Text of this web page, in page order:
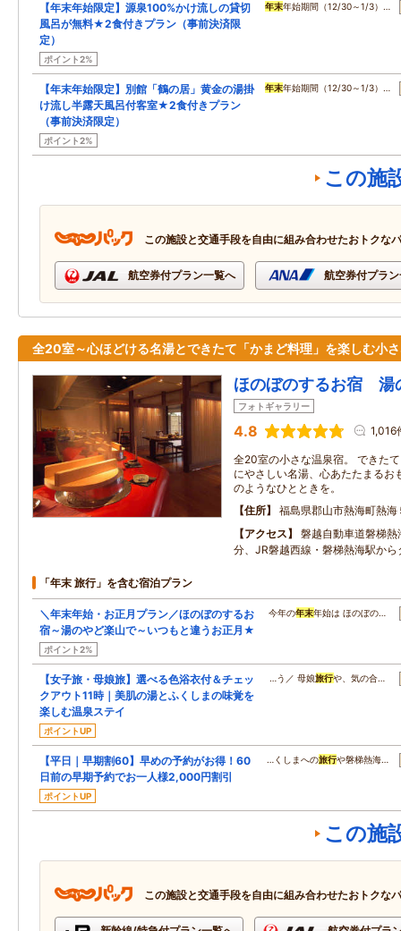
【年末年始限定】源泉100%かけ流しの貸切
風呂が無料★2食付きプラン（事前決済限
定）
ポイント2%
年末年始期間（12/30～1/3）…
【年末年始限定】別館「鶴の居」黄金の湯掛
け流し半露天風呂付客室★2食付きプラン
（事前決済限定）
ポイント2%
年末年始期間（12/30～1/3）…
この施
この施設と交通手段を自由に組み合わせたおトクな
航空券付プラン一覧へ 航空券付プラ
全20室～心ほどける名湯とできたて「かまど料理」を楽しむ小
ほのぼのするお宿
フォトギャラリー
4.8 1,016
全20室の小さな温泉宿。 できた
にやさしい名湯、心あたたまるお
のようなひとときを。
住所
福島県郡山市熱海町熱海
アクセス
磐越自動車道磐梯
分、JR磐越西線・磐梯熱海駅から
「年末 旅行」を含む宿泊プラン
＼年末年始・お正月プラン／ほのぼのするお
宿～湯のやど楽山で～いつもと違うお正月★
ポイント2%
今年の年末年始は ほのぼの…
【女子旅・母娘旅】選べる色浴衣付＆チェッ
クアウト11時｜美肌の湯とふくしまの味覚を
楽しむ温泉ステイ
ポイントUP
…う／ 母娘旅行や、気の合…
【平日｜早期割60】早めの予約がお得！60
日前の早期予約でお一人様2,000円割引
ポイントUP
…くしまへの旅行や磐梯熱海…
この施
この施設と交通手段を自由に組み合わせたおトクな